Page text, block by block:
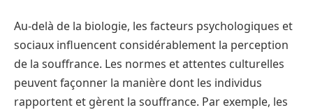
Au-delà de la biologie, les facteurs psychologiques et
sociaux influencent considérablement la perception
de la souffrance. Les normes et attentes culturelles
peuvent façonner la manière dont les individus
rapportent et gèrent la souffrance. Par exemple, les